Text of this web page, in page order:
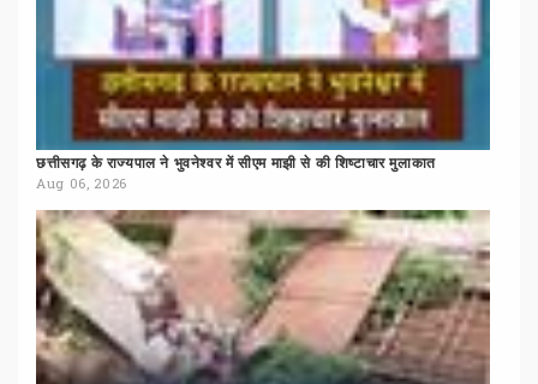
छत्तीसगढ़ के राज्यपाल ने भुवनेश्वर में सीएम माझी से की शिष्टाचार मुलाकात
Aug 06, 2026